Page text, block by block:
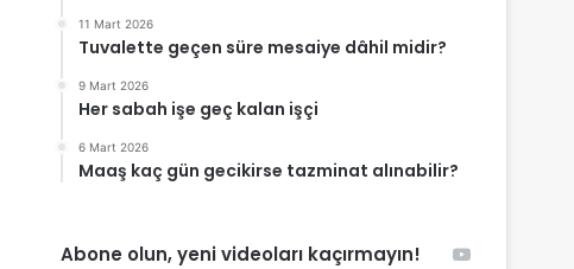
11 Mart 2026
Tuvalette geçen süre mesaiye dâhil midir?
9 Mart 2026
Her sabah işe geç kalan işçi
6 Mart 2026
Maaş kaç gün gecikirse tazminat alınabilir?
Abone olun, yeni videoları kaçırmayın!